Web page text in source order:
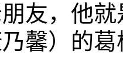
友，他
乃馨）的